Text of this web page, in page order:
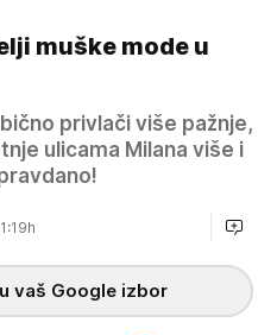
muške mode u
privlači više pažnje,
ulicama Milana više i
vaš Google izbor